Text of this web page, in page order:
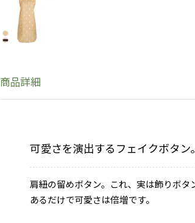
商品詳細
可愛さを演出するフェイクボタン。
肩紐の留めボタン。これ、実は飾りボタ
あるだけで可愛さは倍増です。